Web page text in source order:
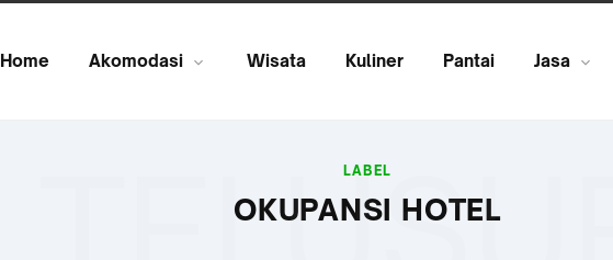
Home Akomodasi Wisata Kuliner Pantai Jasa
LABEL
OKUPANSI HOTEL